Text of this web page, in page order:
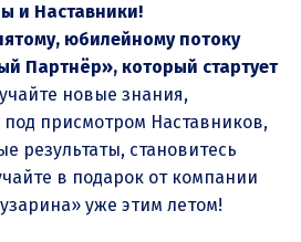
и Наставники!
юбилейному потоку
Партнёр», который стартует
новые знания,
присмотром Наставников,
результаты, становитесь
в подарок от компании
уже этим летом!